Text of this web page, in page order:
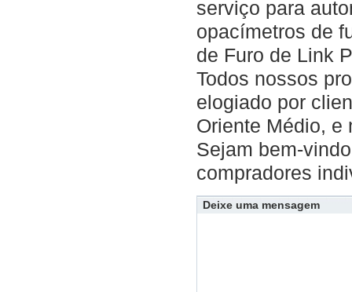
serviço para
opacímetros de
de Furo de Link
Todos nossos
elogiado por
Oriente Médio, e
Sejam bem-
compradores
Deixe uma mensagem